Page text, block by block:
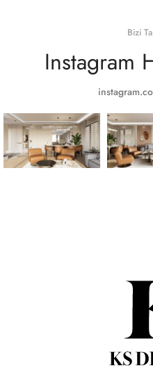
Bizi
Instagram